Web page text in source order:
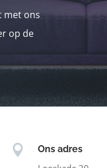
met ons
op de
 Ons adres